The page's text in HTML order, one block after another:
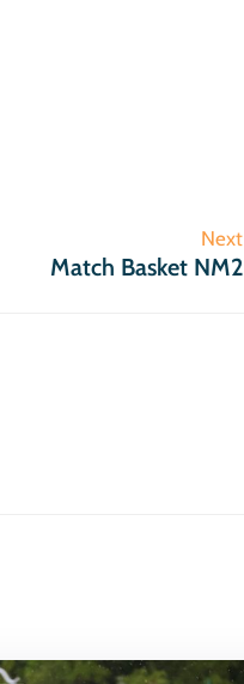
Next
Match Basket NM2